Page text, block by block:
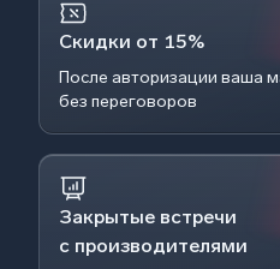
Скидки от 15%
После авторизации ваша
без переговоров
Закрытые встречи
с производителями